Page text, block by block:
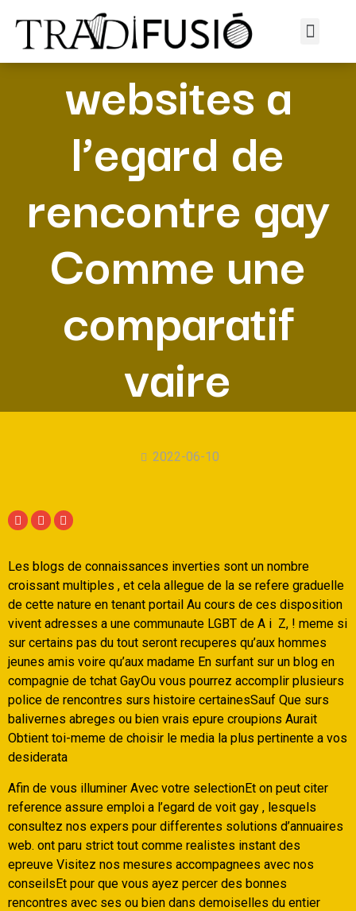
TOP 5 des
websites a
l’egard de
rencontre gay
Comme une
comparatif
vaire
2022-06-10
Les blogs de connaissances inverties sont un nombre
croissant multiples , et cela allegue de la se refere graduelle
de cette nature en tenant portail Au cours de ces disposition
vivent adresses a une communaute LGBT de A i Z, ! meme si
sur certains pas du tout seront recuperes qu’aux hommes
jeunes amis voire qu’aux madame En surfant sur un blog en
compagnie de tchat GayOu vous pourrez accomplir plusieurs
police de rencontres surs histoire certainesSauf Que surs
balivernes abreges ou bien vrais epure croupions Aurait
Obtient toi-meme de choisir le media la plus pertinente a vos
desiderata
Afin de vous illuminer Avec votre selectionEt on peut citer
reference assure emploi a l’egard de voit gay , lesquels
consultez nos expers pour differentes solutions d’annuaires
web. ont paru strict tout comme realistes instant des
epreuve Visitez nos mesures accompagnees avec nos
conseilsEt pour que vous ayez percer des bonnes
rencontres avec ses ou bien dans demoiselles du entier